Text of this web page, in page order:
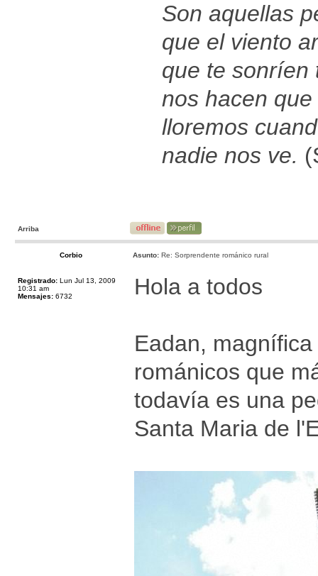
Son aquellas
que el viento
que te sonríen
nos hacen que
lloremos
nadie nos ve.
Arriba
Corbio Asunto: Re: Sorprendente románico rural
Registrado: Lun Jul 13, 2009
10:31 am
Mensajes: 6732 Hola a todos
Eadan,
románicos que
todavía es una
Santa Maria de